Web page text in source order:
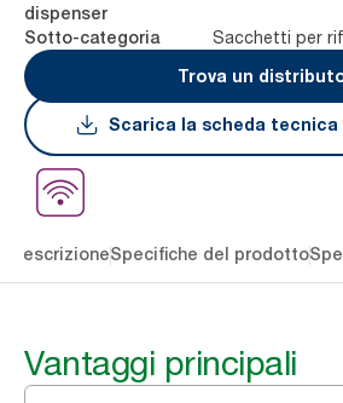
dispenser
Sotto-categoria
Sacchetti per
Trova un
Scarica la scheda
DescrizioneSpecifiche del prodotto
Vantaggi principali